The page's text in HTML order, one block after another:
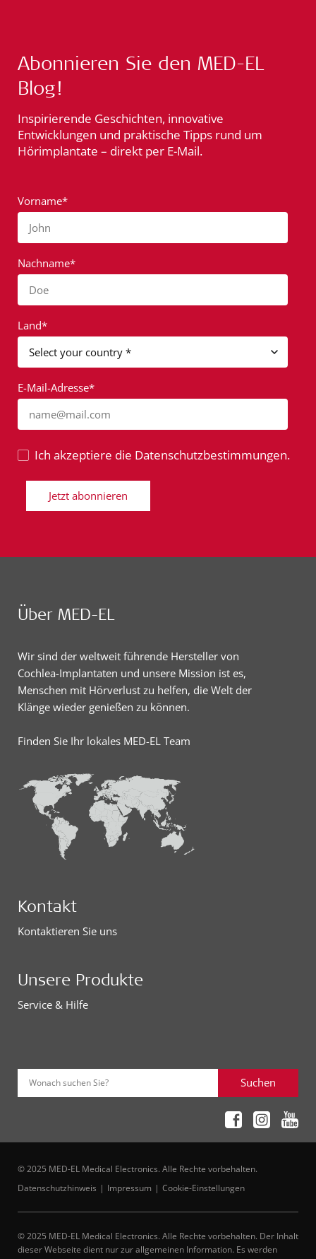
Abonnieren Sie den MED-EL
Blog!
Inspirierende Geschichten, innovative
Entwicklungen und praktische Tipps rund um
Hörimplantate – direkt per E-Mail.
Vorname*
John
Nachname*
Doe
Land*
E-Mail-Adresse*
name@mail.com
Ich akzeptiere die Datenschutzbestimmungen.
Jetzt abonnieren
Über MED-EL
Wir sind der weltweit führende Hersteller von
Cochlea-Implantaten und unsere Mission ist es,
Menschen mit Hörverlust zu helfen, die Welt der
Klänge wieder genießen zu können.
Finden Sie Ihr lokales MED-EL Team
Kontakt
Kontaktieren Sie uns
Unsere Produkte
Service & Hilfe
Wonach suchen Sie? Suchen
© 2025 MED-EL Medical Electronics. Alle Rechte vorbehalten.
Datenschutzhinweis
Impressum Cookie-Einstellungen
© 2025 MED-EL Medical Electronics. Alle Rechte vorbehalten. Der Inhalt
dieser Webseite dient nur zur allgemeinen Information. Es werden